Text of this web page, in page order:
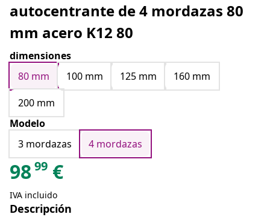
autocentrante de 4 mordazas 80
mm acero K12 80
dimensiones
80 mm
100 mm 125 mm
160 mm
200 mm
Modelo
3 mordazas
4 mordazas
9899 €
IVA incluido
Descripción